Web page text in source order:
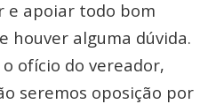
e apoiar todo bom
houver alguma dúvida.
ofício do vereador,
seremos oposição por